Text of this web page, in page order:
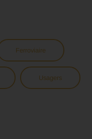
Ferroviaire
Usagers